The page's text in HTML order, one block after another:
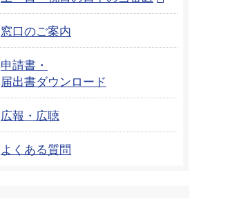
窓口のご案内
申請書・
届出書ダウンロード
広報・広聴
よくある質問